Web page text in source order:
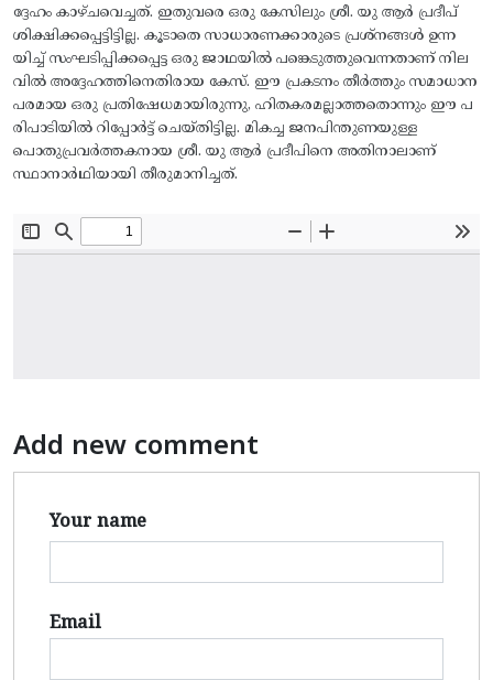
ദ്ദേഹം കാഴ്ചവെച്ചത്. ഇതുവരെ ഒരു കേസിലും ശ്രീ. യു ആർ പ്രദീപ്
ശിക്ഷിക്കപ്പെട്ടിട്ടില്ല. കൂടാതെ സാധാരണക്കാരുടെ പ്രശ്‌നങ്ങൾ ഉന്ന
യിച്ച് സംഘടിപ്പിക്കപ്പെട്ട ഒരു ജാഥയിൽ പങ്കെടുത്തുവെന്നതാണ് നില
വിൽ അദ്ദേഹത്തിനെതിരായ കേസ്. ഈ പ്രകടനം തീർത്തും സമാധാന
പരമായ ഒരു പ്രതിഷേധമായിരുന്നു, ഹിതകരമല്ലാത്തതൊന്നും ഈ പ
രിപാടിയിൽ റിപ്പോർട്ട് ചെയ്തിട്ടില്ല. മികച്ച ജനപിന്തുണയുള്ള
പൊതുപ്രവർത്തകനായ ശ്രീ. യു ആർ പ്രദീപിനെ അതിനാലാണ്
സ്ഥാനാർഥിയായി തീരുമാനിച്ചത്.
Add new comment
Your name
Email